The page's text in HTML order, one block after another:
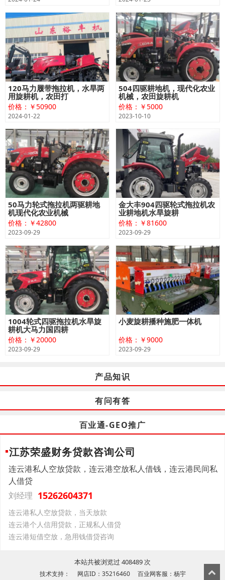
120马力履带拖拉机，水旱两
用旋耕机，农田打
价格：￥50900
2024-01-22
504四驱耕地机，现代化农业
机械，农田旋耕机
价格：￥5000
2023-10-10
50马力轮式拖拉机两驱耕地
机现代化农业机械
价格：￥42800
2023-09-29
金大丰904四驱轮式拖拉机农
业耕地机水旱旋耕
价格：￥81600
2023-09-29
1004轮式四驱拖拉机水旱旋
耕机大马力国四耕
价格：￥20000
2023-09-29
小麦旋耕播种施肥一体机
价格：￥9000
2023-09-29
产品知识
有问有答
百业通-GEO推广
江苏荣盛财务贷款咨询公司
连云港私人空放贷款，连云港空放私人借钱，连云港民间私
人借贷
刘经理 15262604371
连云港私人空放贷款，当天放款
连云港个人信用贷款，正规私人借贷
连云港短借空放，急用钱借贷咨询
本站共被浏览过 408489 次
技术支持： 网店ID：35216460 百业网客服：杨宇